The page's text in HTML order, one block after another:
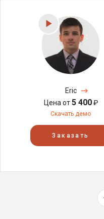
Eric
Цена от5 400₽
Скачать демо
Заказать